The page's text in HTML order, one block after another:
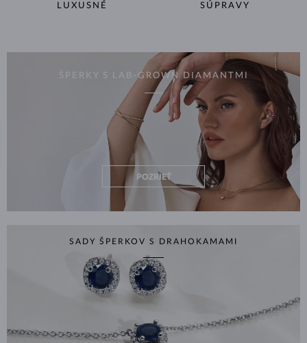
LUXUSNÉ SÚPRAVY
ŠPERKY S LAB-GROWN DIAMANTMI
POZRIEŤ
SADY ŠPERKOV S DRAHOKAMAMI